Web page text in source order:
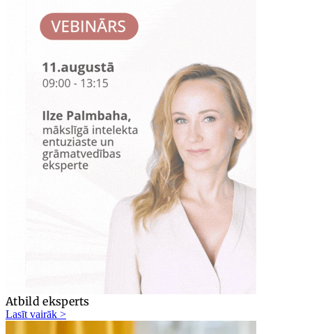
Atbild eksperts
Lasīt vairāk >